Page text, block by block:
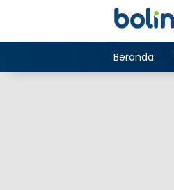
Beranda